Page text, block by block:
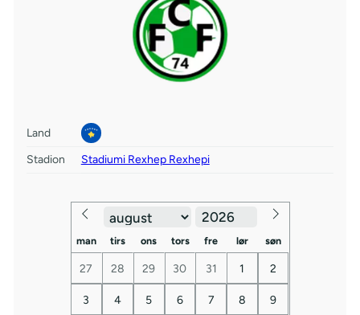
Land
Stadion
Stadiumi Rexhep Rexhepi
man tirs ons tors fre lør søn
27 28 29 30 31 1 2
3 4 5 6 7 8 9